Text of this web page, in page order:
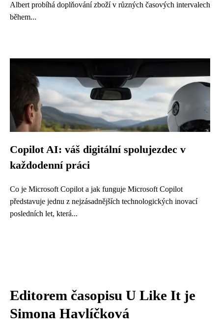
Albert probíhá doplňování zboží v různých časových intervalech
během...
Copilot AI: váš digitální spolujezdec v
každodenní práci
Co je Microsoft Copilot a jak funguje Microsoft Copilot
představuje jednu z nejzásadnějších technologických inovací
posledních let, která...
Editorem časopisu U Like It je
Simona Havlíčková